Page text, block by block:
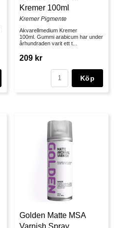
Kremer 100ml
Kremer Pigmente
Akvarellmedium Kremer
100ml. Gummi arabicum har under
århundraden varit ett t...
209 kr
Köp
Golden Matte MSA
Varnish Spray